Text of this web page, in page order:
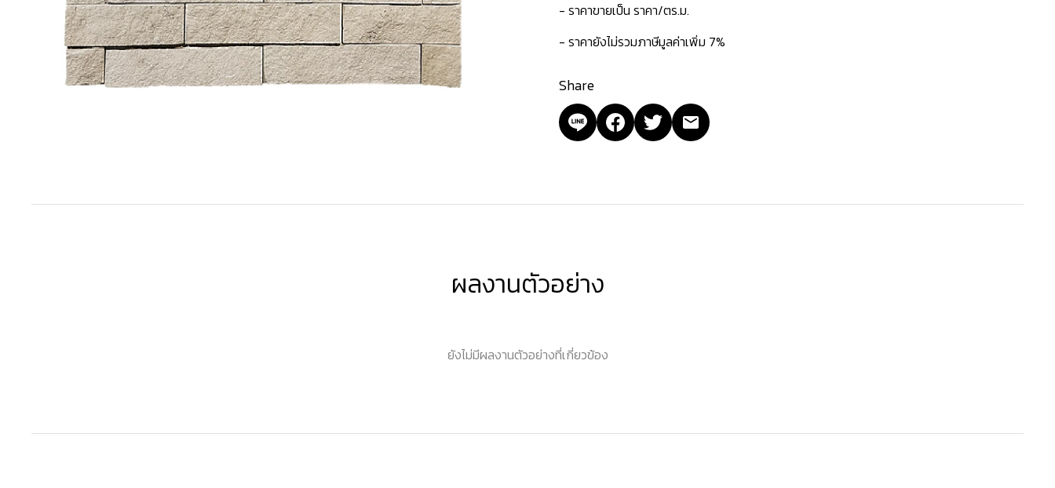
- ราคาขายเป็น ราคา/ตร.ม.
- ราคายังไม่รวมภาษีมูลค่าเพิ่ม 7%
Share
ผลงานตัวอย่าง
ยังไม่มีผลงานตัวอย่างที่เกี่ยวข้อง